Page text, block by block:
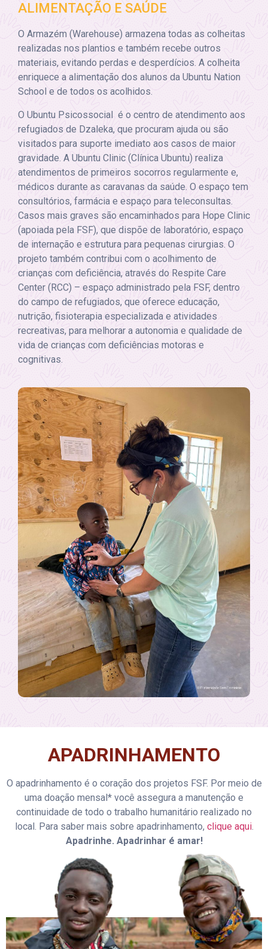
ALIMENTAÇÃO E SAÚDE
O Armazém (Warehouse) armazena todas as colheitas
realizadas nos plantios e também recebe outros
materiais, evitando perdas e desperdícios. A colheita
enriquece a alimentação dos alunos da Ubuntu Nation
School e de todos os acolhidos.
O Ubuntu Psicossocial é o centro de atendimento aos
refugiados de Dzaleka, que procuram ajuda ou são
visitados para suporte imediato aos casos de maior
gravidade. A Ubuntu Clinic (Clínica Ubuntu) realiza
atendimentos de primeiros socorros regularmente e,
médicos durante as caravanas da saúde. O espaço tem
consultórios, farmácia e espaço para teleconsultas.
Casos mais graves são encaminhados para Hope Clinic
(apoiada pela FSF), que dispõe de laboratório, espaço
de internação e estrutura para pequenas cirurgias. O
projeto também contribui com o acolhimento de
crianças com deficiência, através do Respite Care
Center (RCC) – espaço administrado pela FSF, dentro
do campo de refugiados, que oferece educação,
nutrição, fisioterapia especializada e atividades
recreativas, para melhorar a autonomia e qualidade de
vida de crianças com deficiências motoras e
cognitivas.
APADRINHAMENTO
O apadrinhamento é o coração dos projetos FSF. Por meio de
uma doação mensal* você assegura a manutenção e
continuidade de todo o trabalho humanitário realizado no
local. Para saber mais sobre apadrinhamento, clique aqui.
Apadrinhe. Apadrinhar é amar!